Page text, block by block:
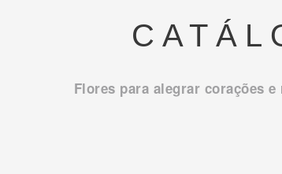
Flores para alegrar corações